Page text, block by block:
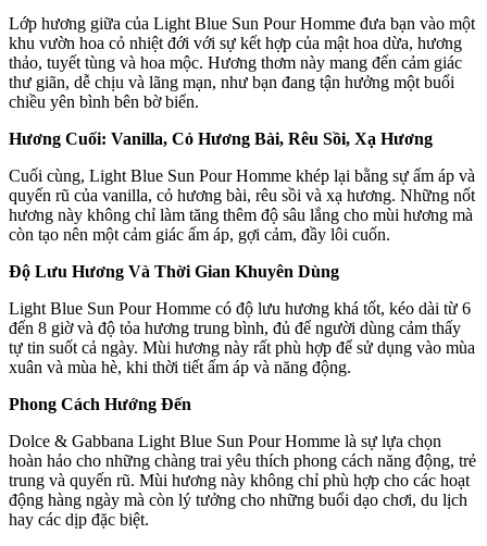
Lớp hương giữa của Light Blue Sun Pour Homme đưa bạn vào một
khu vườn hoa cỏ nhiệt đới với sự kết hợp của mật hoa dừa, hương
thảo, tuyết tùng và hoa mộc. Hương thơm này mang đến cảm giác
thư giãn, dễ chịu và lãng mạn, như bạn đang tận hưởng một buổi
chiều yên bình bên bờ biển.
Hương Cuối: Vanilla, Cỏ Hương Bài, Rêu Sồi, Xạ Hương
Cuối cùng, Light Blue Sun Pour Homme khép lại bằng sự ấm áp và
quyến rũ của vanilla, cỏ hương bài, rêu sồi và xạ hương. Những nốt
hương này không chỉ làm tăng thêm độ sâu lắng cho mùi hương mà
còn tạo nên một cảm giác ấm áp, gợi cảm, đầy lôi cuốn.
Độ Lưu Hương Và Thời Gian Khuyên Dùng
Light Blue Sun Pour Homme có độ lưu hương khá tốt, kéo dài từ 6
đến 8 giờ và độ tỏa hương trung bình, đủ để người dùng cảm thấy
tự tin suốt cả ngày. Mùi hương này rất phù hợp để sử dụng vào mùa
xuân và mùa hè, khi thời tiết ấm áp và năng động.
Phong Cách Hướng Đến
Dolce & Gabbana Light Blue Sun Pour Homme là sự lựa chọn
hoàn hảo cho những chàng trai yêu thích phong cách năng động, trẻ
trung và quyến rũ. Mùi hương này không chỉ phù hợp cho các hoạt
động hàng ngày mà còn lý tưởng cho những buổi dạo chơi, du lịch
hay các dịp đặc biệt.